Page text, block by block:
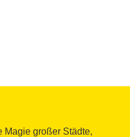
Magie großer Städte,